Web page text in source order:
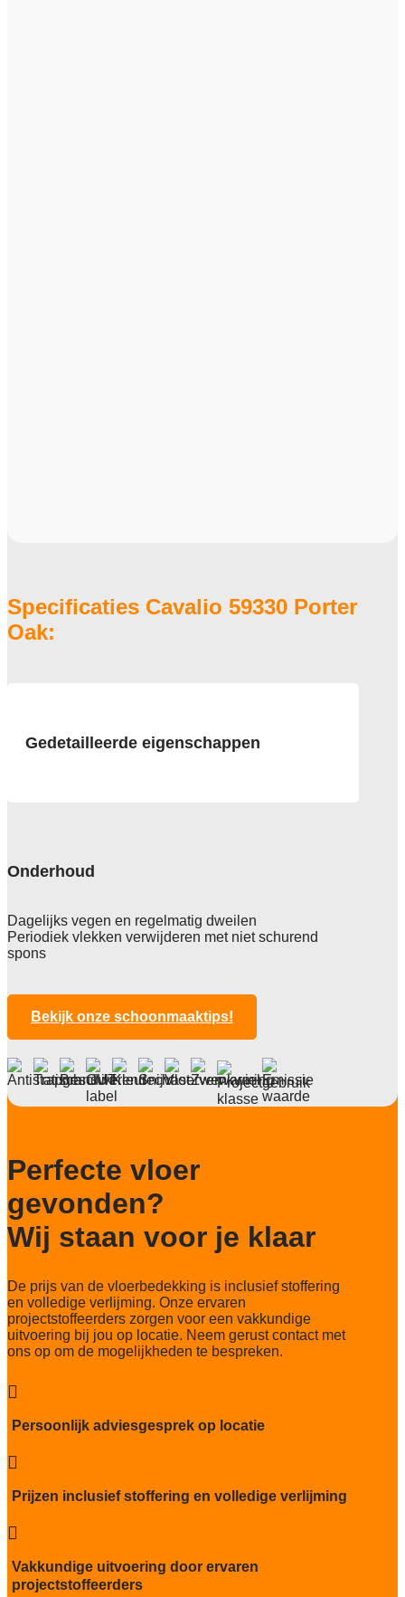
Specificaties Cavalio 59330 Porter
Oak:
Gedetailleerde eigenschappen
kunststof
2,5 mm
Anti statisch
Lichtechtheid NF EN ISO 105-B02
>7
klasse W33
Brandwerend
sterk
Project gebruik
sterk
Onderhoud
Dagelijks vegen en regelmatig dweilen
Periodiek vlekken verwijderen met niet schurend
spons
Bekijk onze schoonmaaktips!
Perfecte vloer
gevonden?
Wij staan voor je klaar
De prijs van de vloerbedekking is inclusief stoffering
en volledige verlijming. Onze ervaren
projectstoffeerders zorgen voor een vakkundige
uitvoering bij jou op locatie. Neem gerust contact met
ons op om de mogelijkheden te bespreken.

Persoonlijk adviesgesprek op locatie

Prijzen inclusief stoffering en volledige verlijming

Vakkundige uitvoering door ervaren
projectstoffeerders